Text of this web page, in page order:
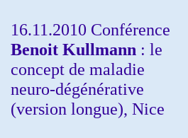
16.11.2010 Conférence
Benoit Kullmann : le
concept de maladie
neuro-dégénérative
(version longue), Nice